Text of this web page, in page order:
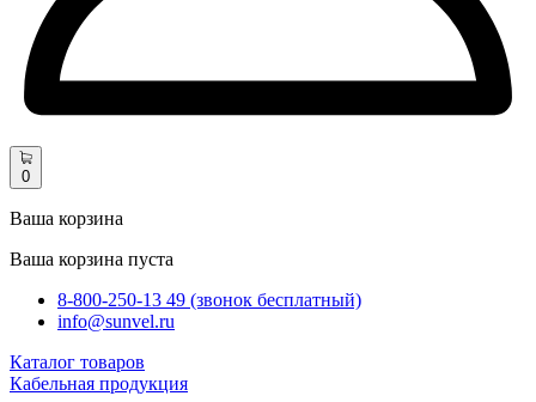
0
Ваша корзина
Ваша корзина пуста
8-800-250-13 49 (звонок бесплатный)
info@sunvel.ru
Каталог товаров
Кабельная продукция